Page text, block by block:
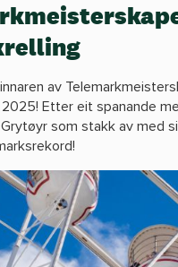
av
Etter eit spanande
som stakk av med